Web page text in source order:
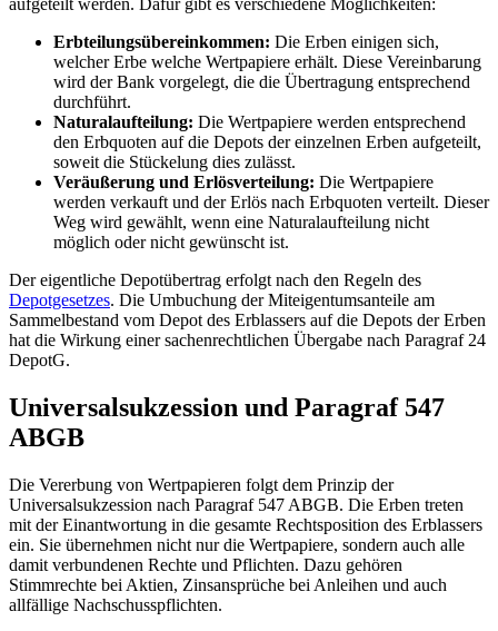
aufgeteilt werden. Dafür gibt es verschiedene Möglichkeiten:
Erbteilungsübereinkommen: Die Erben einigen sich,
welcher Erbe welche Wertpapiere erhält. Diese Vereinbarung
wird der Bank vorgelegt, die die Übertragung entsprechend
durchführt.
Naturalaufteilung: Die Wertpapiere werden entsprechend
den Erbquoten auf die Depots der einzelnen Erben aufgeteilt,
soweit die Stückelung dies zulässt.
Veräußerung und Erlösverteilung: Die Wertpapiere
werden verkauft und der Erlös nach Erbquoten verteilt. Dieser
Weg wird gewählt, wenn eine Naturalaufteilung nicht
möglich oder nicht gewünscht ist.
Der eigentliche Depotübertrag erfolgt nach den Regeln des
Depotgesetzes. Die Umbuchung der Miteigentumsanteile am
Sammelbestand vom Depot des Erblassers auf die Depots der Erben
hat die Wirkung einer sachenrechtlichen Übergabe nach Paragraf 24
DepotG.
Universalsukzession und Paragraf 547
ABGB
Die Vererbung von Wertpapieren folgt dem Prinzip der
Universalsukzession nach Paragraf 547 ABGB. Die Erben treten
mit der Einantwortung in die gesamte Rechtsposition des Erblassers
ein. Sie übernehmen nicht nur die Wertpapiere, sondern auch alle
damit verbundenen Rechte und Pflichten. Dazu gehören
Stimmrechte bei Aktien, Zinsansprüche bei Anleihen und auch
allfällige Nachschusspflichten.